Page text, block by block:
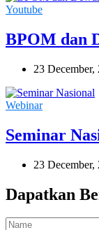
Youtube
BPOM dan
23 December,
Webinar
Seminar
23 December,
Dapatkan